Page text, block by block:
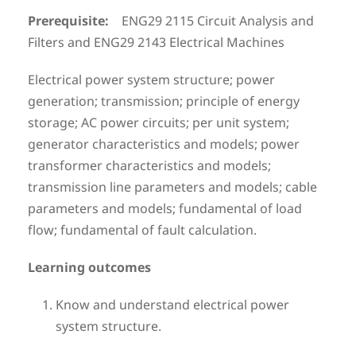
Prerequisite: ENG29 2115 Circuit Analysis and
Filters and ENG29 2143 Electrical Machines
Electrical power system structure; power
generation; transmission; principle of energy
storage; AC power circuits; per unit system;
generator characteristics and models; power
transformer characteristics and models;
transmission line parameters and models; cable
parameters and models; fundamental of load
flow; fundamental of fault calculation.
Learning outcomes
Know and understand electrical power
system structure.